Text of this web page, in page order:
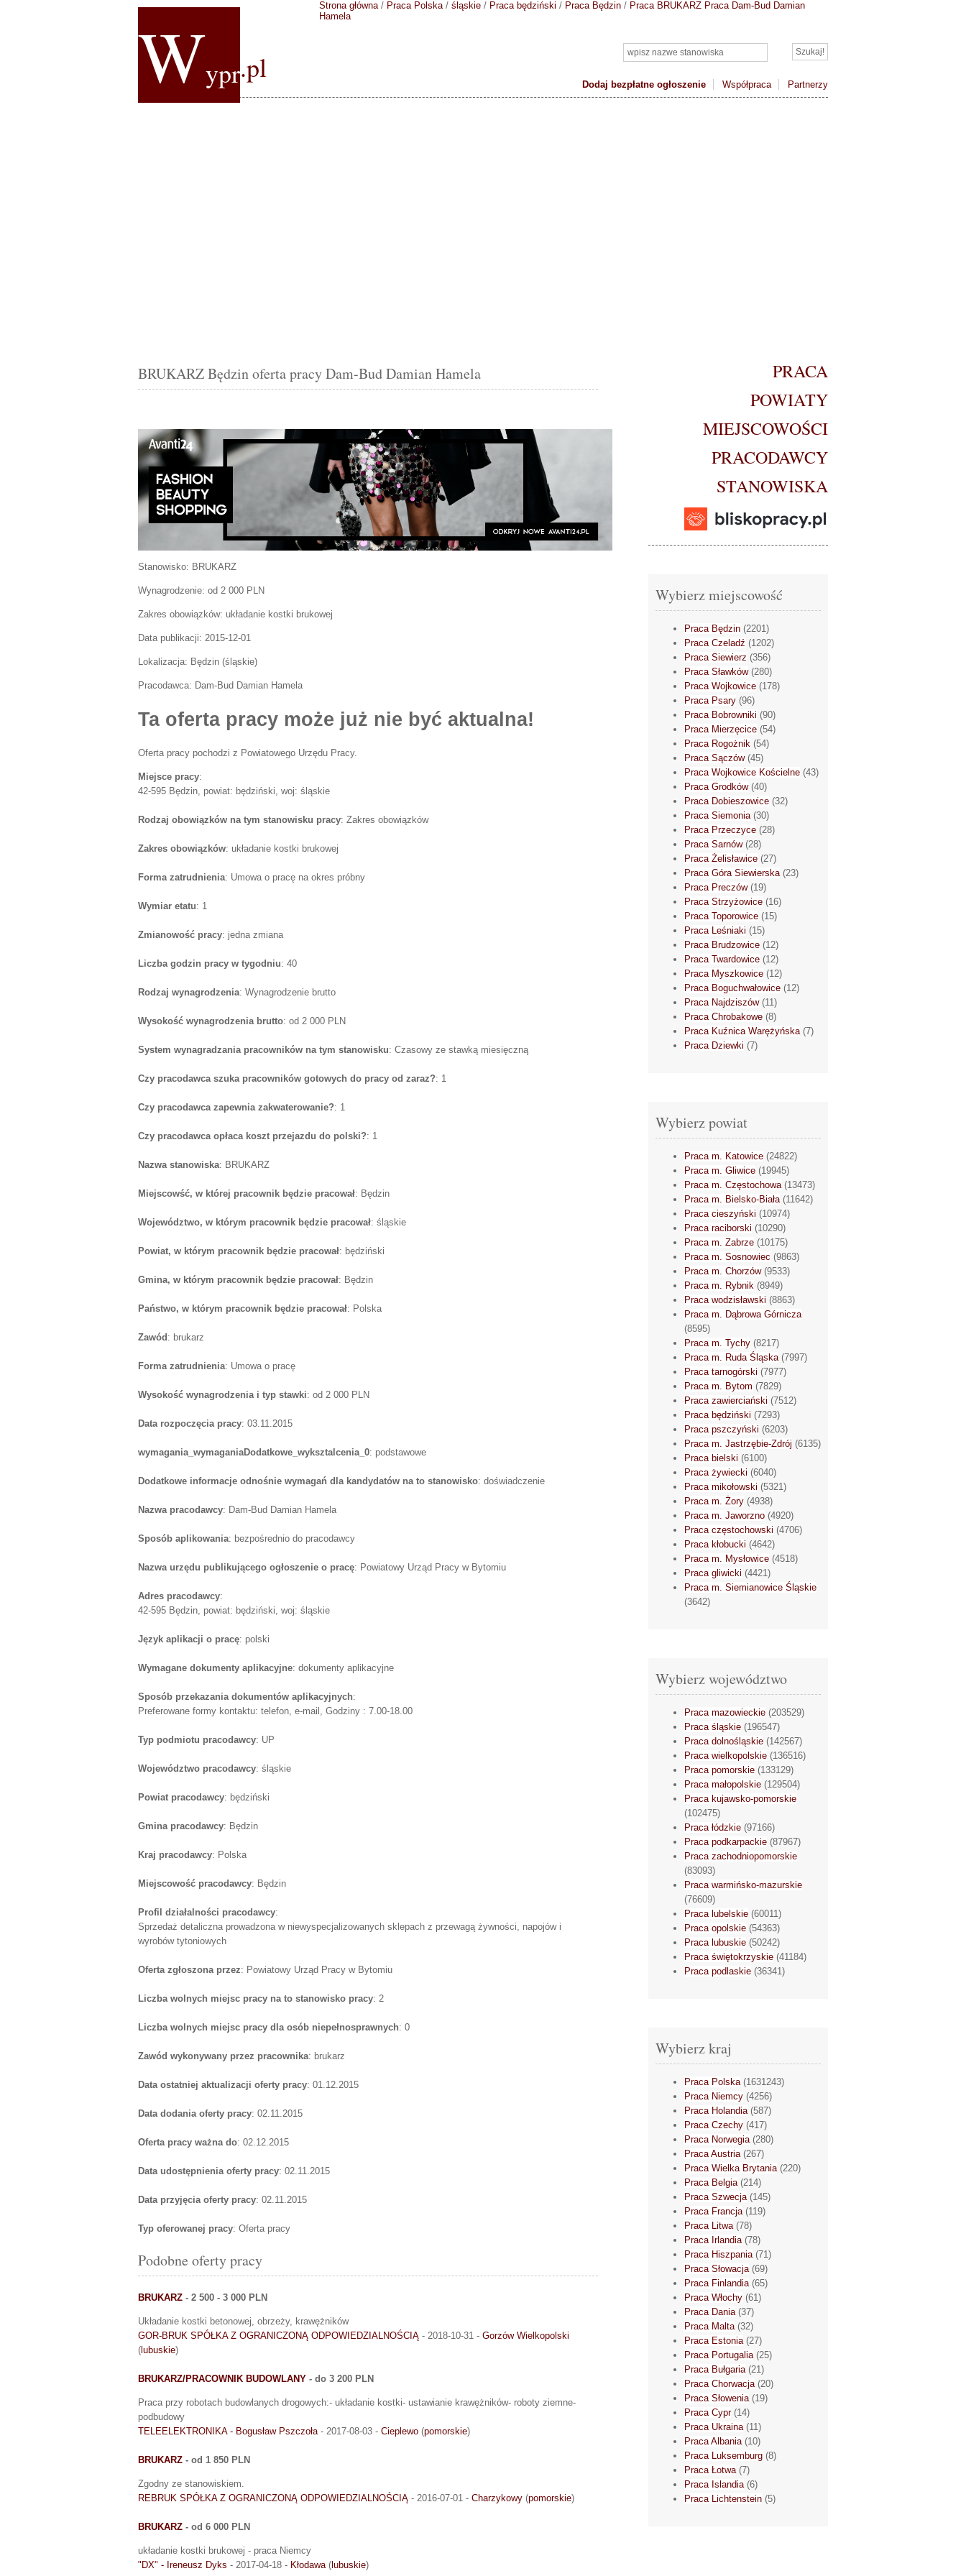
Wypr.pl
Dodaj bezpłatne ogłoszenie Współpraca Partnerzy
Strona główna/ Praca Polska/ śląskie / Praca będziński / Praca Będzin / Praca BRUKARZ Praca Dam-Bud Damian
Hamela
BRUKARZ Będzin oferta pracy Dam-Bud Damian Hamela
Stanowisko: BRUKARZ
Wynagrodzenie: od 2 000 PLN
Zakres obowiązków: układanie kostki brukowej
Data publikacji: 2015-12-01
Lokalizacja: Będzin (śląskie)
Pracodawca: Dam-Bud Damian Hamela
Ta oferta pracy może już nie być aktualna!
Oferta pracy pochodzi z Powiatowego Urzędu Pracy.
Miejsce pracy:
42-595 Będzin, powiat: będziński, woj: śląskie
Rodzaj obowiązków na tym stanowisku pracy: Zakres obowiązków
Zakres obowiązków: układanie kostki brukowej
Forma zatrudnienia: Umowa o pracę na okres próbny
Wymiar etatu: 1
Zmianowość pracy: jedna zmiana
Liczba godzin pracy w tygodniu: 40
Rodzaj wynagrodzenia: Wynagrodzenie brutto
Wysokość wynagrodzenia brutto: od 2 000 PLN
System wynagradzania pracowników na tym stanowisku: Czasowy ze stawką miesięczną
Czy pracodawca szuka pracowników gotowych do pracy od zaraz?: 1
Czy pracodawca zapewnia zakwaterowanie?: 1
Czy pracodawca opłaca koszt przejazdu do polski?: 1
Nazwa stanowiska: BRUKARZ
Miejscowść, w której pracownik będzie pracował: Będzin
Województwo, w którym pracownik będzie pracował: śląskie
Powiat, w którym pracownik będzie pracował: będziński
Gmina, w którym pracownik będzie pracował: Będzin
Państwo, w którym pracownik będzie pracował: Polska
Zawód: brukarz
Forma zatrudnienia: Umowa o pracę
Wysokość wynagrodzenia i typ stawki: od 2 000 PLN
Data rozpoczęcia pracy: 03.11.2015
wymagania_wymaganiaDodatkowe_wyksztalcenia_0: podstawowe
Dodatkowe informacje odnośnie wymagań dla kandydatów na to stanowisko: doświadczenie
Nazwa pracodawcy: Dam-Bud Damian Hamela
Sposób aplikowania: bezpośrednio do pracodawcy
Nazwa urzędu publikującego ogłoszenie o pracę: Powiatowy Urząd Pracy w Bytomiu
Adres pracodawcy:
42-595 Będzin, powiat: będziński, woj: śląskie
Język aplikacji o pracę: polski
Wymagane dokumenty aplikacyjne: dokumenty aplikacyjne
Sposób przekazania dokumentów aplikacyjnych:
Preferowane formy kontaktu: telefon, e-mail, Godziny : 7.00-18.00
Typ podmiotu pracodawcy: UP
Województwo pracodawcy: śląskie
Powiat pracodawcy: będziński
Gmina pracodawcy: Będzin
Kraj pracodawcy: Polska
Miejscowość pracodawcy: Będzin
Profil działalności pracodawcy:
Sprzedaż detaliczna prowadzona w niewyspecjalizowanych sklepach z przewagą żywności, napojów i
wyrobów tytoniowych
Oferta zgłoszona przez: Powiatowy Urząd Pracy w Bytomiu
Liczba wolnych miejsc pracy na to stanowisko pracy: 2
Liczba wolnych miejsc pracy dla osób niepełnosprawnych: 0
Zawód wykonywany przez pracownika: brukarz
Data ostatniej aktualizacji oferty pracy: 01.12.2015
Data dodania oferty pracy: 02.11.2015
Oferta pracy ważna do: 02.12.2015
Data udostępnienia oferty pracy: 02.11.2015
Data przyjęcia oferty pracy: 02.11.2015
Typ oferowanej pracy: Oferta pracy
Podobne oferty pracy
BRUKARZ - 2 500 - 3 000 PLN
Układanie kostki betonowej, obrzeży, krawężników
GOR-BRUK SPÓŁKA Z OGRANICZONĄ ODPOWIEDZIALNOŚCIĄ - 2018-10-31 - Gorzów Wielkopolski
(lubuskie)
BRUKARZ/PRACOWNIK BUDOWLANY - do 3 200 PLN
Praca przy robotach budowlanych drogowych:- układanie kostki- ustawianie krawężników- roboty ziemne-
podbudowy
TELEELEKTRONIKA - Bogusław Pszczoła - 2017-08-03 - Cieplewo (pomorskie)
BRUKARZ - od 1 850 PLN
Zgodny ze stanowiskiem.
REBRUK SPÓŁKA Z OGRANICZONĄ ODPOWIEDZIALNOŚCIĄ - 2016-07-01 - Charzykowy (pomorskie)
BRUKARZ - od 6 000 PLN
układanie kostki brukowej - praca Niemcy
"DX" - Ireneusz Dyks - 2017-04-18 - Kłodawa (lubuskie)
PRACA
POWIATY
MIEJSCOWOŚCI
PRACODAWCY
STANOWISKA
Wybierz miejscowość
Praca Będzin (2201)
Praca Czeladź (1202)
Praca Siewierz (356)
Praca Sławków(280)
Praca Wojkowice (178)
Praca Psary (96)
Praca Bobrowniki (90)
Praca Mierzęcice (54)
Praca Rogożnik (54)
Praca Sączów(45)
Praca Wojkowice Kościelne (43)
Praca Grodków(40)
Praca Dobieszowice (32)
Praca Siemonia(30)
Praca Przeczyce (28)
Praca Sarnów(28)
Praca Żelisławice (27)
Praca Góra Siewierska(23)
Praca Preczów(19)
Praca Strzyżowice (16)
Praca Toporowice (15)
Praca Leśniaki (15)
Praca Brudzowice (12)
Praca Twardowice (12)
Praca Myszkowice (12)
Praca Boguchwałowice (12)
Praca Najdziszów(11)
Praca Chrobakowe (8)
Praca Kuźnica Warężyńska(7)
Praca Dziewki (7)
Wybierz powiat
Praca m. Katowice (24822)
Praca m. Gliwice (19945)
Praca m. Częstochowa(13473)
Praca m. Bielsko-Biała(11642)
Praca cieszyński (10974)
Praca raciborski (10290)
Praca m. Zabrze (10175)
Praca m. Sosnowiec (9863)
Praca m. Chorzów(9533)
Praca m. Rybnik (8949)
Praca wodzisławski (8863)
Praca m. Dąbrowa Górnicza
(8595)
Praca m. Tychy (8217)
Praca m. Ruda Śląska(7997)
Praca tarnogórski (7977)
Praca m. Bytom (7829)
Praca zawierciański (7512)
Praca będziński (7293)
Praca pszczyński (6203)
Praca m. Jastrzębie-Zdrój (6135)
Praca bielski (6100)
Praca żywiecki (6040)
Praca mikołowski (5321)
Praca m. Żory (4938)
Praca m. Jaworzno (4920)
Praca częstochowski (4706)
Praca kłobucki (4642)
Praca m. Mysłowice (4518)
Praca gliwicki (4421)
Praca m. Siemianowice Śląskie
(3642)
Wybierz województwo
Praca mazowieckie (203529)
Praca śląskie (196547)
Praca dolnośląskie (142567)
Praca wielkopolskie (136516)
Praca pomorskie (133129)
Praca małopolskie (129504)
Praca kujawsko-pomorskie
(102475)
Praca łódzkie (97166)
Praca podkarpackie (87967)
Praca zachodniopomorskie
(83093)
Praca warmińsko-mazurskie
(76609)
Praca lubelskie (60011)
Praca opolskie (54363)
Praca lubuskie (50242)
Praca świętokrzyskie (41184)
Praca podlaskie (36341)
Wybierz kraj
Praca Polska(1631243)
Praca Niemcy (4256)
Praca Holandia(587)
Praca Czechy (417)
Praca Norwegia(280)
Praca Austria(267)
Praca Wielka Brytania(220)
Praca Belgia(214)
Praca Szwecja(145)
Praca Francja(119)
Praca Litwa(78)
Praca Irlandia(78)
Praca Hiszpania(71)
Praca Słowacja(69)
Praca Finlandia(65)
Praca Włochy (61)
Praca Dania(37)
Praca Malta(32)
Praca Estonia(27)
Praca Portugalia(25)
Praca Bułgaria(21)
Praca Chorwacja(20)
Praca Słowenia(19)
Praca Cypr(14)
Praca Ukraina(11)
Praca Albania(10)
Praca Luksemburg (8)
Praca Łotwa(7)
Praca Islandia(6)
Praca Lichtenstein (5)